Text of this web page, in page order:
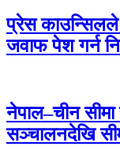
प्रेस काउन्सिलले
जवाफ पेश गर्न
नेपाल–चीन सीमा
सञ्चालनदेखि